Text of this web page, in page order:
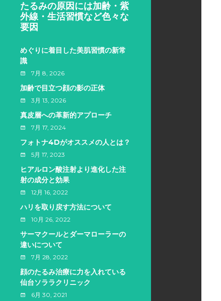
たるみの原因には加齢・紫
外線・生活習慣など色々な
要因
めぐりに着目した美肌習慣の新常
識
7月 8, 2026
加齢で目立つ顔の影の正体
3月 13, 2026
真皮層への革新的アプローチ
7月 17, 2024
フォトナ4Dがオススメの人とは？
5月 17, 2023
ヒアルロン酸注射より進化した注
射の成分と効果
12月 16, 2022
ハリを取り戻す方法について
10月 26, 2022
サーマクールとダーマローラーの
違いについて
7月 28, 2022
顔のたるみ治療に力を入れている
仙台ソララクリニック
6月 30, 2021